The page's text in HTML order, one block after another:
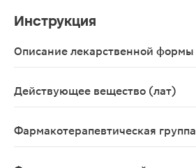
Инструкция
Описание лекарственной формы
Действующее вещество (лат)
Фармакотерапевтическая группа